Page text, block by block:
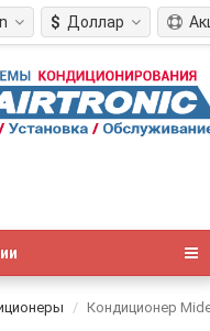
$ Доллар
Кондиционер